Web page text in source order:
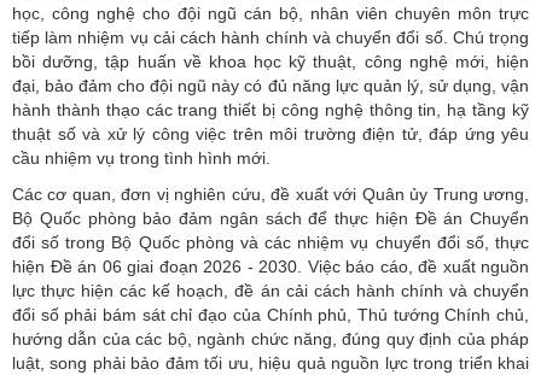
học, công nghệ cho đội ngũ cán bộ, nhân viên chuyên môn trực
tiếp làm nhiệm vụ cải cách hành chính và chuyển đổi số. Chú trọng
bồi dưỡng, tập huấn về khoa học kỹ thuật, công nghệ mới, hiện
đại, bảo đảm cho đội ngũ này có đủ năng lực quản lý, sử dụng, vận
hành thành thạo các trang thiết bị công nghệ thông tin, hạ tầng kỹ
thuật số và xử lý công việc trên môi trường điện tử, đáp ứng yêu
cầu nhiệm vụ trong tình hình mới.
Các cơ quan, đơn vị nghiên cứu, đề xuất với Quân ủy Trung ương,
Bộ Quốc phòng bảo đảm ngân sách để thực hiện Đề án Chuyển
đổi số trong Bộ Quốc phòng và các nhiệm vụ chuyển đổi số, thực
hiện Đề án 06 giai đoạn 2026 - 2030. Việc báo cáo, đề xuất nguồn
lực thực hiện các kế hoạch, đề án cải cách hành chính và chuyển
đổi số phải bám sát chỉ đạo của Chính phủ, Thủ tướng Chính chủ,
hướng dẫn của các bộ, ngành chức năng, đúng quy định của pháp
luật, song phải bảo đảm tối ưu, hiệu quả nguồn lực trong triển khai